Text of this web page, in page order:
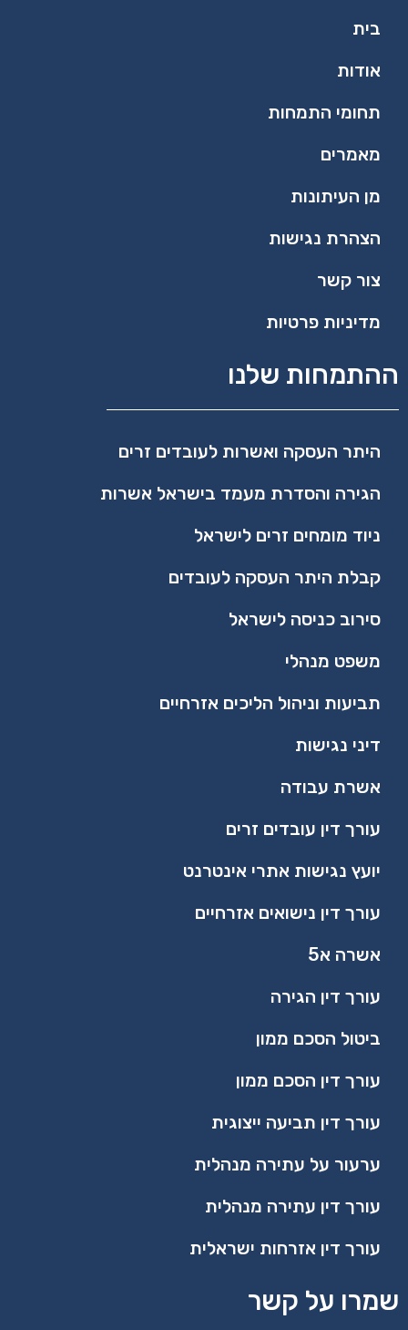
בית
אודות
תחומי התמחות
מאמרים
מן העיתונות
הצהרת נגישות
צור קשר
מדיניות פרטיות
ההתמחות שלנו
היתר העסקה ואשרות לעובדים זרים
הגירה והסדרת מעמד בישראל אשרות
ניוד מומחים זרים לישראל
קבלת היתר העסקה לעובדים
סירוב כניסה לישראל
משפט מנהלי​
תביעות וניהול הליכים אזרחיים
דיני נגישות
אשרת עבודה
עורך דין עובדים זרים
יועץ נגישות אתרי אינטרנט
עורך דין נישואים אזרחיים
אשרה א5
עורך דין הגירה
ביטול הסכם ממון
עורך דין הסכם ממון
עורך דין תביעה ייצוגית
ערעור על עתירה מנהלית
עורך דין עתירה מנהלית
עורך דין אזרחות ישראלית
שמרו על קשר